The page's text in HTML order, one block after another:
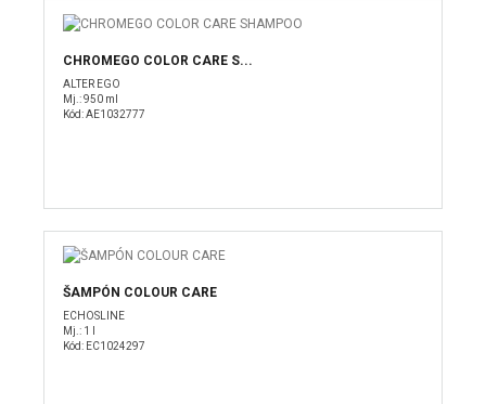
CHROMEGO COLOR CARE S...
ALTER EGO
Mj.: 950 ml
Kód: AE1032777
ŠAMPÓN COLOUR CARE
ECHOSLINE
Mj.: 1 l
Kód: EC1024297